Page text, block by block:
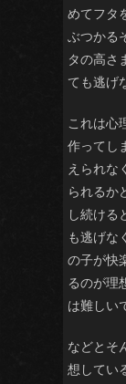
めてフタ
ぶつかる
タの高さ
ても逃げ
これは心
作ってし
えられな
られるか
し続ける
も逃げな
の子が快
るのが理
は難しい
などとそ
想してい